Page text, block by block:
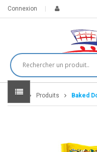
Connexion
Home Produits Baked